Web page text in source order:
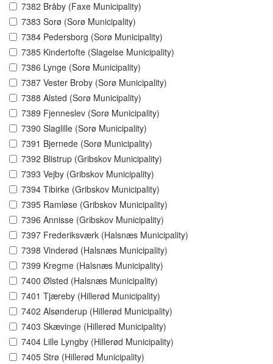
7382 Bråby (Faxe Municipality)
7383 Sorø (Sorø Municipality)
7384 Pedersborg (Sorø Municipality)
7385 Kindertofte (Slagelse Municipality)
7386 Lynge (Sorø Municipality)
7387 Vester Broby (Sorø Municipality)
7388 Alsted (Sorø Municipality)
7389 Fjenneslev (Sorø Municipality)
7390 Slaglille (Sorø Municipality)
7391 Bjernede (Sorø Municipality)
7392 Blistrup (Gribskov Municipality)
7393 Vejby (Gribskov Municipality)
7394 Tibirke (Gribskov Municipality)
7395 Ramløse (Gribskov Municipality)
7396 Annisse (Gribskov Municipality)
7397 Frederiksværk (Halsnæs Municipality)
7398 Vinderød (Halsnæs Municipality)
7399 Kregme (Halsnæs Municipality)
7400 Ølsted (Halsnæs Municipality)
7401 Tjæreby (Hillerød Municipality)
7402 Alsønderup (Hillerød Municipality)
7403 Skævinge (Hillerød Municipality)
7404 Lille Lyngby (Hillerød Municipality)
7405 Strø (Hillerød Municipality)